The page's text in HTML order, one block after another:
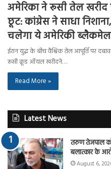
अमेरिका ने रूसी तेल खरीद
छूट: कांग्रेस ने साधा
चलेगा ये अमेरिकी ब्लैकमेल
ईरान युद्ध के बीच वैश्विक तेल आपूर्ति पर
रूसी क्रूड ऑयल खरीदने…
Read More »
Latest News
तरुण तेजपाल
बलात्कार के
August 6,